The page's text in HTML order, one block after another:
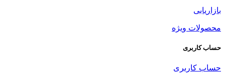
بازاریابی
محصولات ویژه
حساب کاربری
حساب کاربری